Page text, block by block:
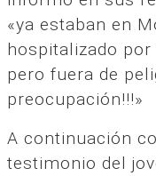
«ya estaban en
hospitalizado
pero fuera de
preocupación!!!»
A continuación
testimonio del